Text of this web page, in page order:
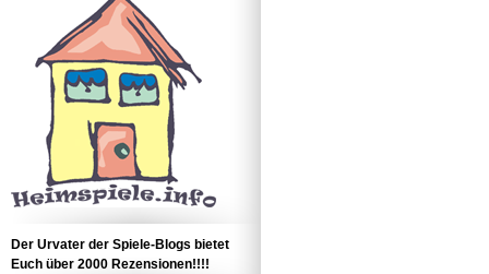
Der Urvater der Spiele-Blogs bietet
Euch über 2000 Rezensionen!!!!